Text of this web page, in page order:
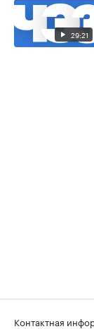
29:21
Контактная